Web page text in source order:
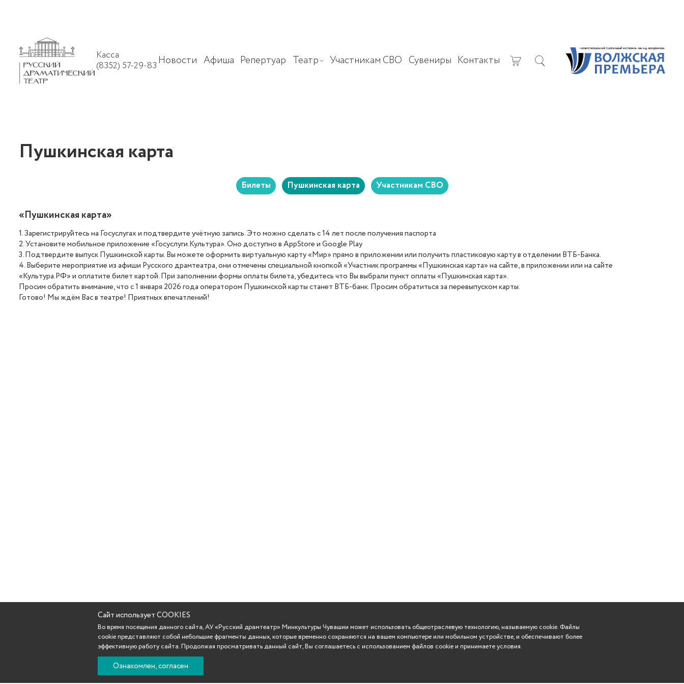
Касса
(8352) 57-29-83 Новости Афиша Репертуар Театр Участникам СВО Сувениры Контакты
Пушкинская карта
Билеты Пушкинская карта Участникам СВО
«Пушкинская карта»
1. Зарегистрируйтесь на Госуслугах и подтвердите учётную запись. Это можно сделать с 14 лет после получения паспорта
2. Установите мобильное приложение «Госуслуги.Культура». Оно доступно в AppStore и Google Play
3. Подтвердите выпуск Пушкинской карты. Вы можете оформить виртуальную карту «Мир» прямо в приложении или получить пластиковую карту в отделении ВТБ-Банка.
4. Выберите мероприятие из афиши Русского драмтеатра, они отмечены специальной кнопкой «Участник программы «Пушкинская карта» на сайте, в приложении или на сайте
«Культура.РФ» и оплатите билет картой. При заполнении формы оплаты билета, убедитесь что Вы выбрали пункт оплаты «Пушкинская карта».
Просим обратить внимание, что с 1 января 2026 года оператором Пушкинской карты станет ВТБ-банк. Просим обратиться за перевыпуском карты.
Готово! Мы ждём Вас в театре! Приятных впечатлений!
Сайт использует COOKIES
Во время посещения данного сайта, АУ «Русский драмтеатр» Минкультуры Чувашии может использовать общеотраслевую технологию, называемую cookie. Файлы
cookie представляют собой небольшие фрагменты данных, которые временно сохраняются на вашем компьютере или мобильном устройстве, и обеспечивают более
эффективную работу сайта. Продолжая просматривать данный сайт, Вы соглашаетесь с использованием файлов cookie и принимаете условия.
Ознакомлен, согласен